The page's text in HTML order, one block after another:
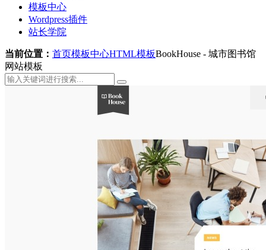
模板中心
Wordpress插件
站长学院
当前位置： 首页模板中心HTML模板BookHouse - 城市图书馆
网站模板